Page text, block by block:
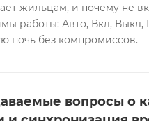
жильцам, и почему не
работы: Авто, Вкл,
ночь без компромиссов.
вопросы о